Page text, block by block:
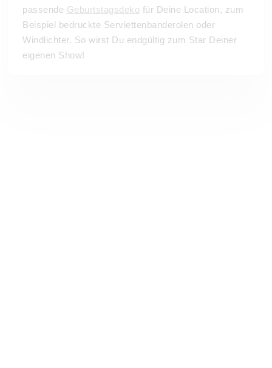
passende Geburtstagsdeko für Deine Location, zum
Beispiel bedruckte Serviettenbanderolen oder
Windlichter. So wirst Du endgültig zum Star Deiner
eigenen Show!